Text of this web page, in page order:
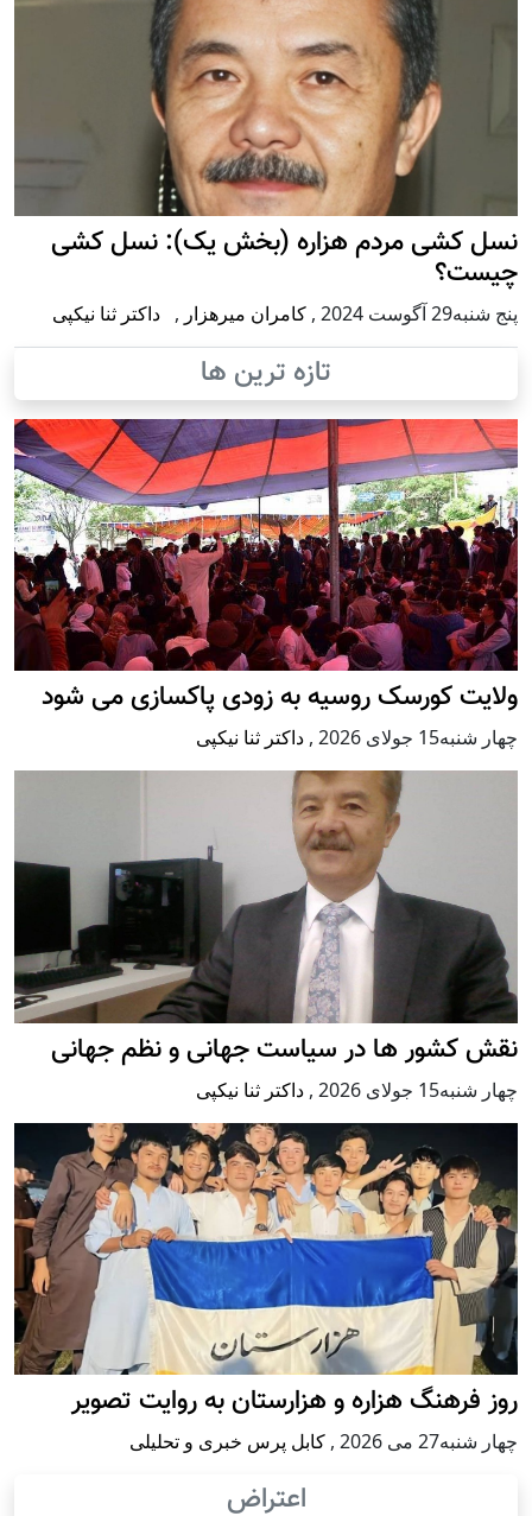
نسل کشی مردم هزاره (بخش یک): نسل کشی
چیست؟
پنج شنبه29 آگوست 2024 , کامران میرهزار , داکتر ثنا نیکپی
تازه ترین ها
ولایت کورسک روسیه به زودی پاکسازی می شود
چهار شنبه15 جولای 2026 , داکتر ثنا نیکپی
نقش کشور ها در سیاست جهانی و نظم جهانی
چهار شنبه15 جولای 2026 , داکتر ثنا نیکپی
روز فرهنگ هزاره و هزارستان به روایت تصویر
چهار شنبه27 می 2026 , کابل پرس خبری و تحلیلی
اعتراض